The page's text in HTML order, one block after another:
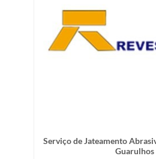
Serviço de Jateamento
Guarulhos